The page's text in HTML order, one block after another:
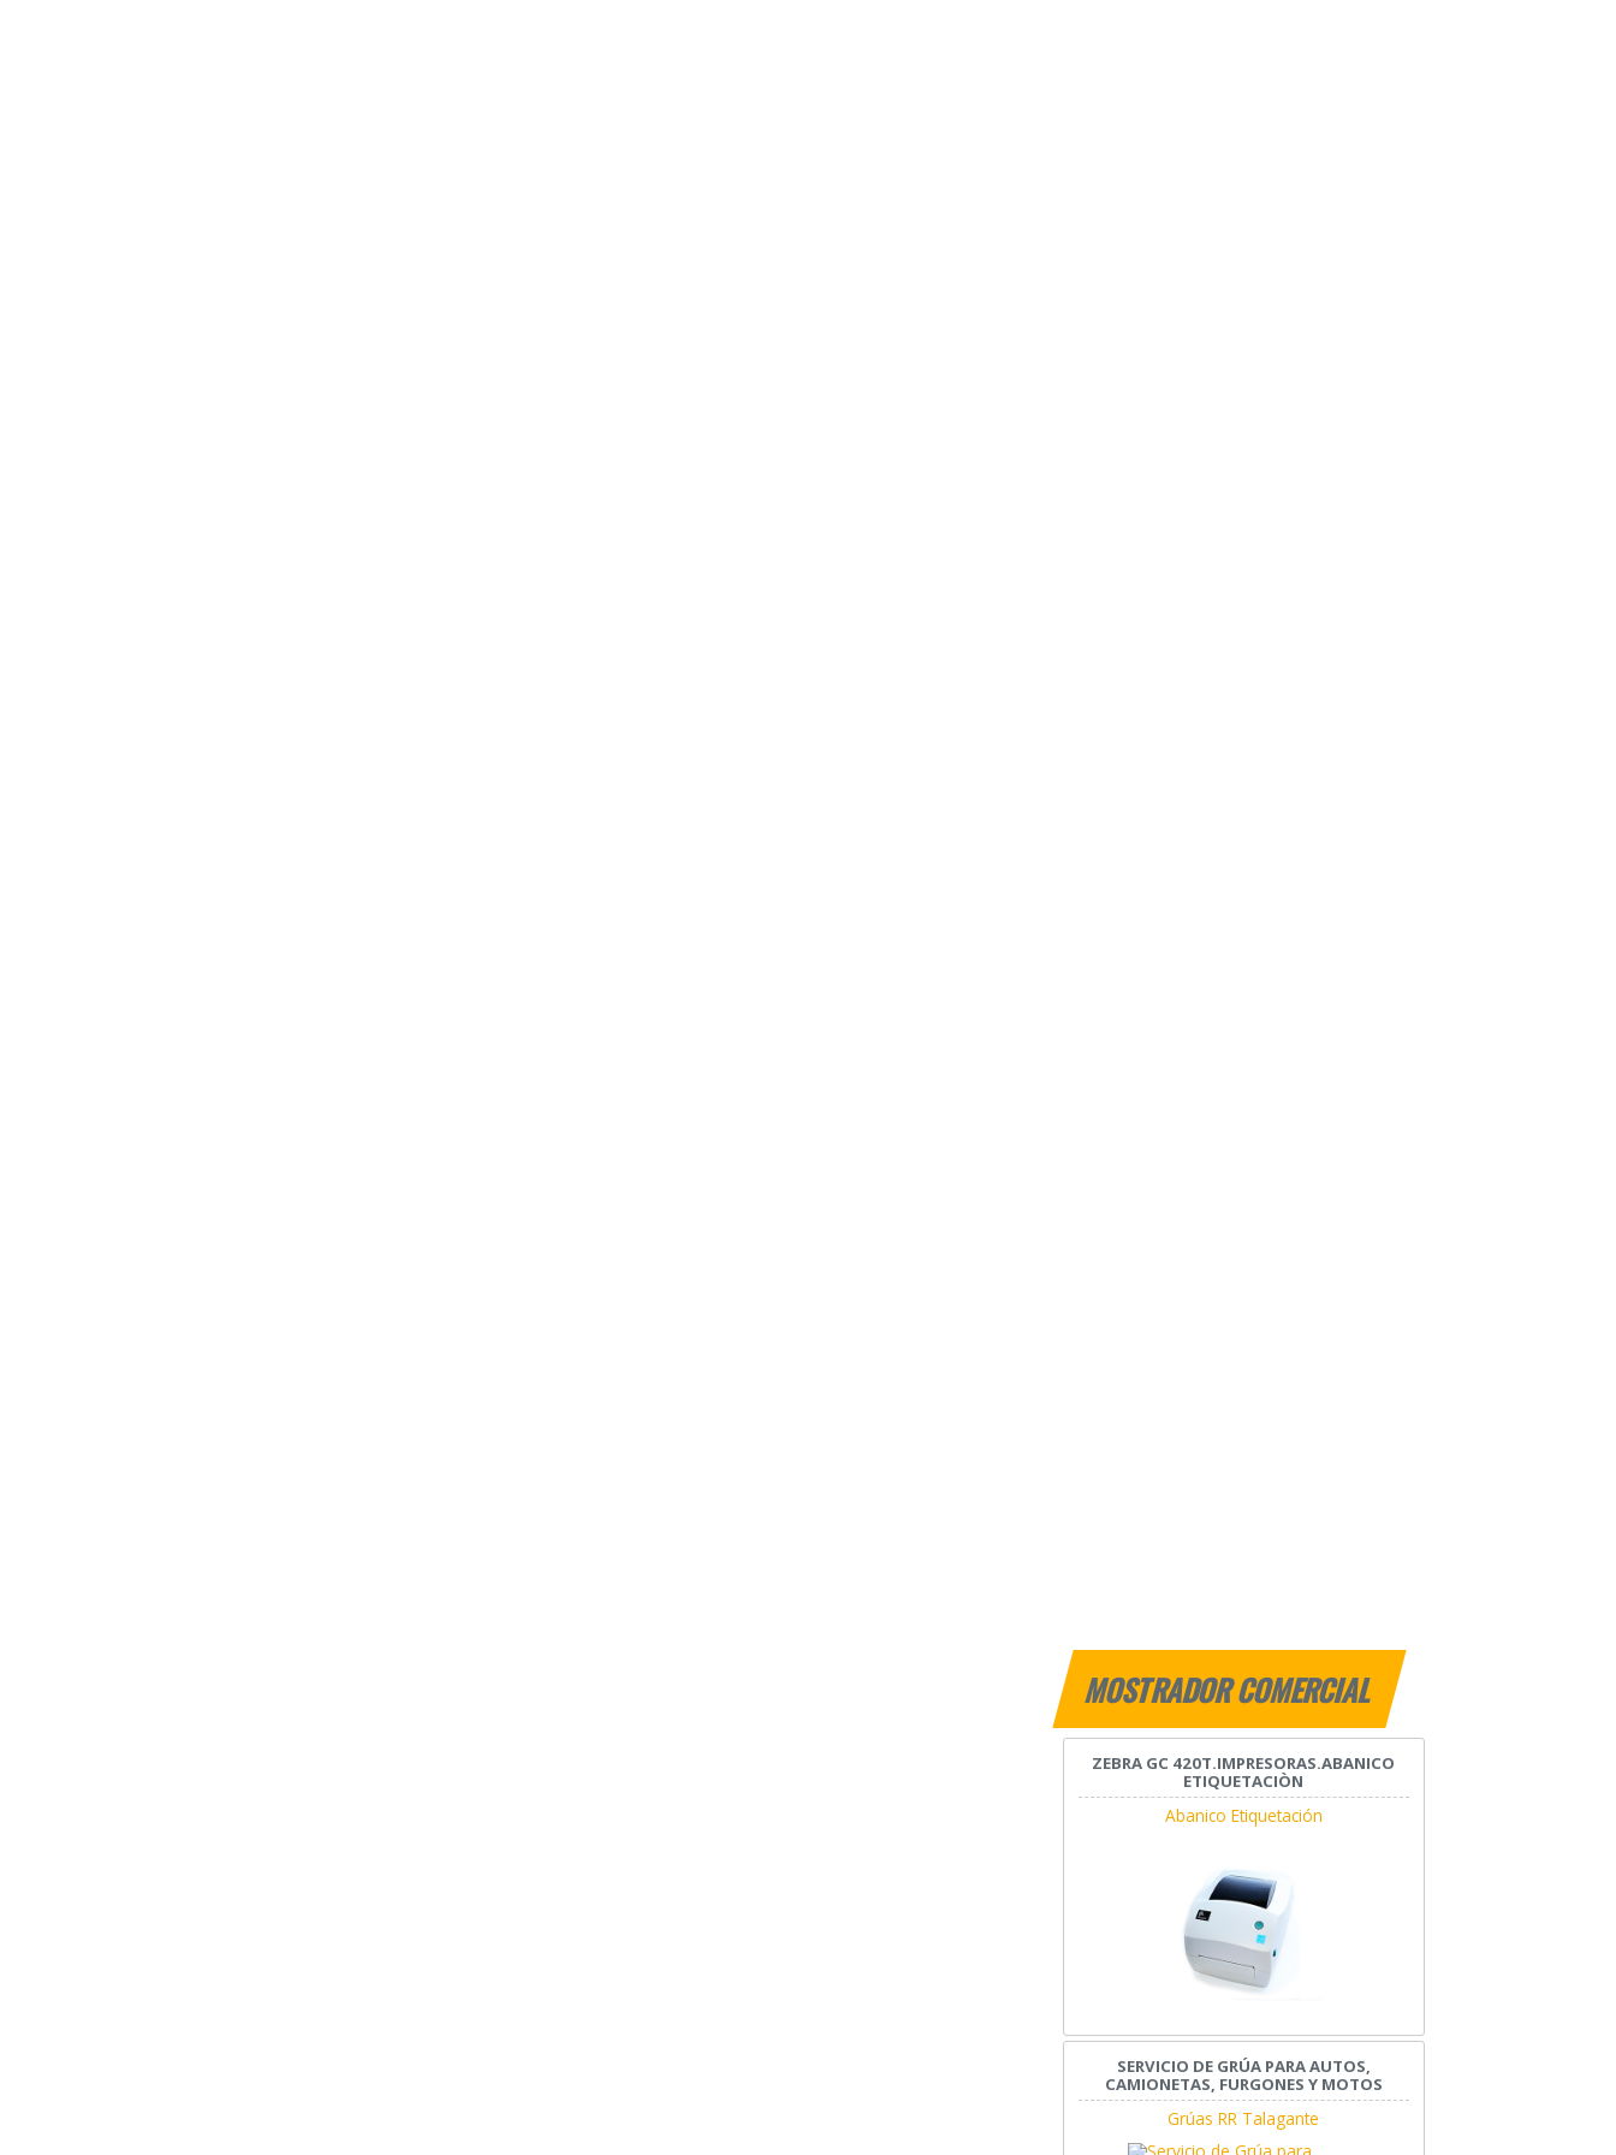
MOSTRADOR COMERCIAL
ZEBRA GC 420T.IMPRESORAS.ABANICO
ETIQUETACIÒN
Abanico Etiquetación
SERVICIO DE GRÚA PARA AUTOS,
CAMIONETAS, FURGONES Y MOTOS
Grúas RR Talagante